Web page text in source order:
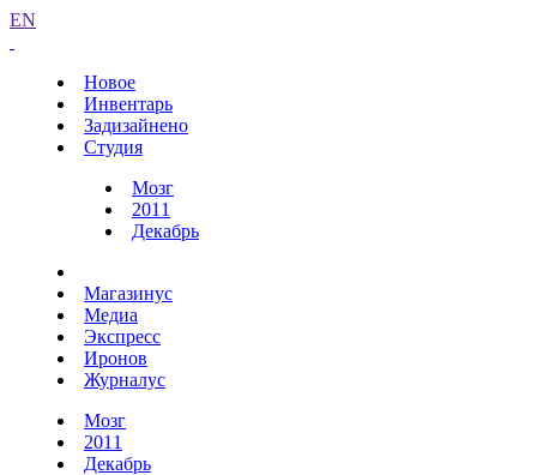
EN
Новое
Инвентарь
Задизайнено
Студия
Мозг
2011
Декабрь
Магазинус
Медиа
Экспресс
Иронов
Журналус
Мозг
2011
Декабрь